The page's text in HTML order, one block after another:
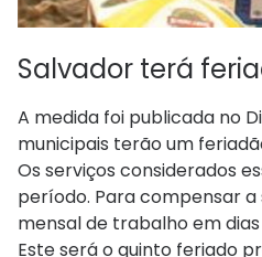
Salvador terá
A medida foi publicada no
municipais terão um
Os serviços considerados
período. Para compensar
mensal de trabalho em
Este será o quinto feriado